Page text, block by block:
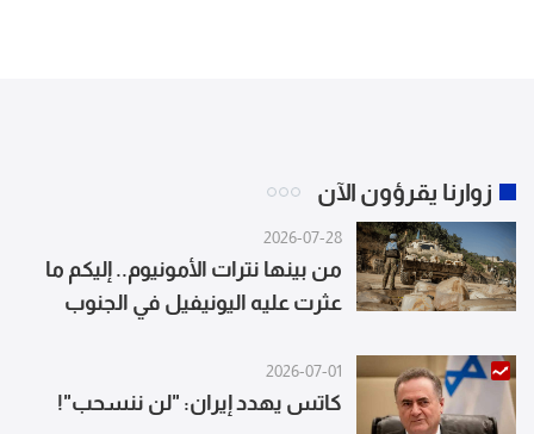
زوارنا يقرؤون الآن
2026-07-28
من بينها نترات الأمونيوم.. إليكم ما
عثرت عليه اليونيفيل في الجنوب
2026-07-01
كاتس يهدد إيران: "لن ننسحب"!